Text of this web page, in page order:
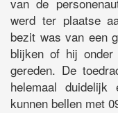
werd ter plaatse
bezit was van een
blijken of hij
gereden. De
helemaal
kunnen bellen met